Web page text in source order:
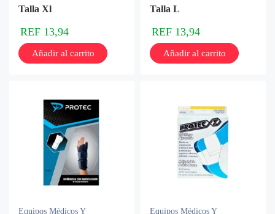
Talla Xl
REF 13,94
Añadir al carrito
Talla L
REF 13,94
Añadir al carrito
Equipos Médicos Y
Equipos Médicos Y